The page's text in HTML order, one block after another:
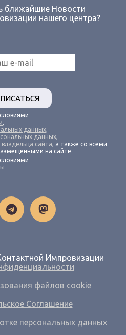
ближайшие Новости
нашего центра?
,
данных,
данных,
сайта, а также со всеми
на сайте
Импровизации
файлов cookie
Соглашение
персональных данных